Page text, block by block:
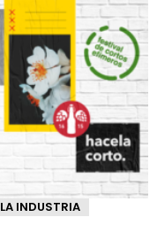
LA INDUSTRIA